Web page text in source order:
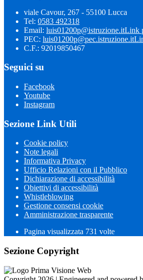
viale Cavour, 267 - 55100 Lucca
Tel: 0583 492318
Email: luis01200p@istruzione.itLink
PEC: luis01200p@pec.istruzione.it
C.F.: 92019850467
Seguici su
Facebook
Youtube
Instagram
Sezione Link Utili
Cookie policy
Note legali
Informativa Privacy
Ufficio Relazioni con il Pubblico
Dichiarazione di accessibilità
Obiettivi di accessibilità
Whistleblowing
Gestione consensi cookie
Amministrazione trasparente
Pagina visualizzata 731 volte
Sezione Copyright